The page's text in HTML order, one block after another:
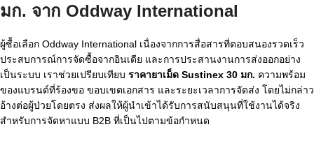
มก. จาก Oddway International
ผู้ซื้อเลือก Oddway International เนื่องจากการสื่อสารที่ตอบสนองรวดเร็ว
ประสบการณ์การจัดซื้อจากอินเดีย และการประสานงานการส่งออกอย่าง
เป็นระบบ เราช่วยเปรียบเทียบ ราคายาเม็ด Sustinex 30 มก. ความพร้อม
ของแบรนด์ที่ร้องขอ ขอบเขตเอกสาร และระยะเวลาการจัดส่ง โดยไม่กล่าว
อ้างต่อผู้ป่วยโดยตรง ส่งผลให้ผู้นำเข้าได้รับการสนับสนุนที่ใช้งานได้จริง
สำหรับการจัดหาแบบ B2B ที่เป็นไปตามข้อกำหนด